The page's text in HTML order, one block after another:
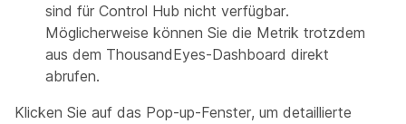
sind für Control Hub nicht verfügbar.
Möglicherweise können Sie die Metrik trotzdem
aus dem ThousandEyes-Dashboard direkt
abrufen.
Klicken Sie auf das Pop-up-Fenster, um detaillierte